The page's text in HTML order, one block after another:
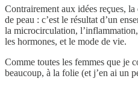
Contrairement aux idées reçues,
de peau : c’est le résultat d’un
la microcirculation,
les hormones, et le mode de vie.
Comme toutes les femmes que je
beaucoup, à la folie (et j’en ai un